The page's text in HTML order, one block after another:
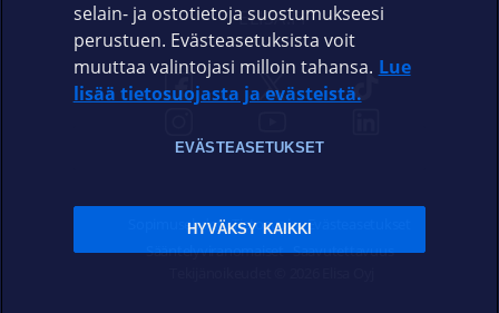
ELISA.FI
Sopimusehdot Tietosuoja Evästeasetukset
Sääntelyviranomaiset Saavutettavuus
selain- ja ostotietoja suostumukseesi
perustuen. Evästeasetuksista voit
muuttaa valintojasi milloin tahansa. Lue
lisää tietosuojasta ja evästeistä.
EVÄSTEASETUKSET
HYVÄKSY KAIKKI